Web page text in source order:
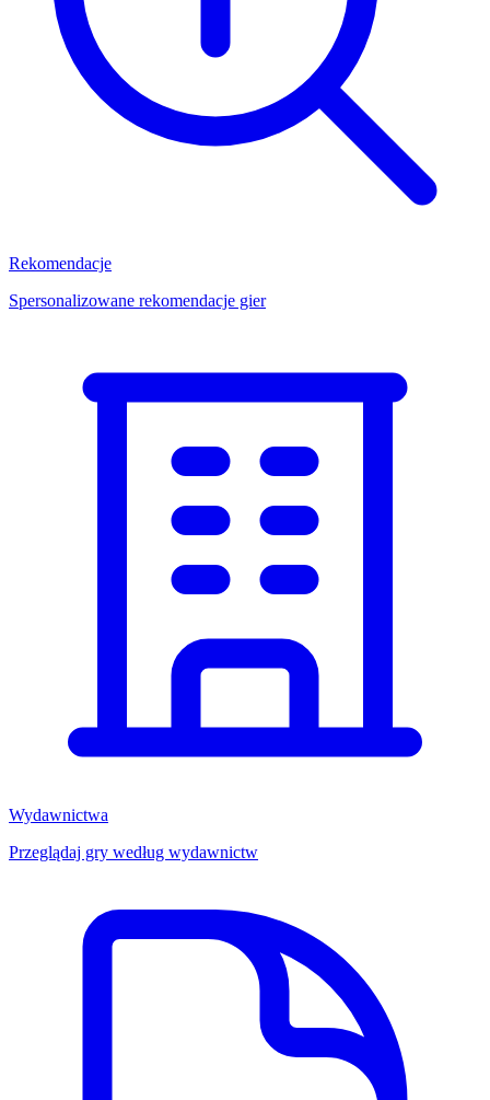
Rekomendacje
Spersonalizowane rekomendacje gier
Wydawnictwa
Przeglądaj gry według wydawnictw